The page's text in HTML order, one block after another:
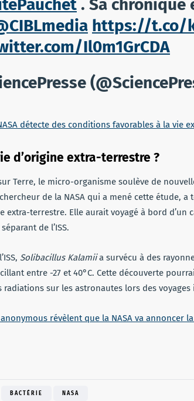
. Sa
https://t.co/
Il0m1GrCDA
détecte des conditions favorables à la vie
d’origine extra-terrestre ?
Terre, le micro-organisme soulève de
de la NASA qui a mené cette étude, a
extra-terrestre. Elle aurait voyagé à bord
de l’ISS.
Solibacillus Kalamiia survécu à des
entre -27 et 40°C. Cette découverte
radiations sur les astronautes lors des
anonymous révèlent que la NASA va annoncer
BACTÉRIE NASA